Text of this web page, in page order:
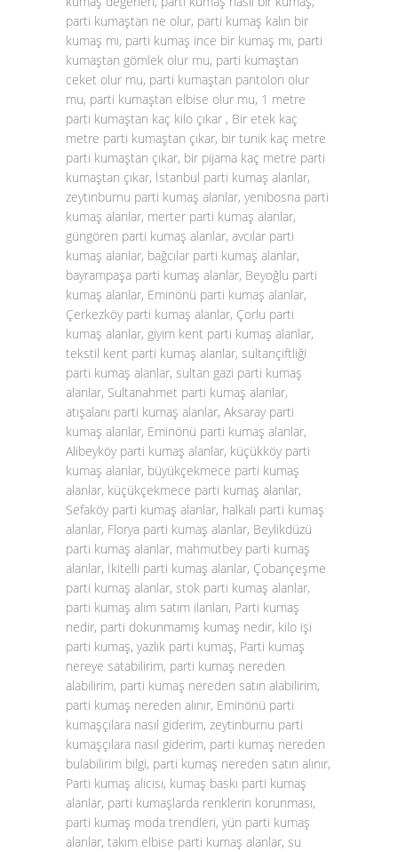
parti kumaştan ne olur, parti kumaş kalın bir
kumaş mı, parti kumaş ince bir kumaş mı, parti
kumaştan gömlek olur mu, parti kumaştan
ceket olur mu, parti kumaştan pantolon olur
mu, parti kumaştan elbise olur mu, 1 metre
parti kumaştan kaç kilo çıkar , Bir etek kaç
metre parti kumaştan çıkar, bir tunik kaç metre
parti kumaştan çıkar, bir pijama kaç metre parti
kumaştan çıkar, İstanbul parti kumaş alanlar,
zeytinburnu parti kumaş alanlar, yenibosna parti
kumaş alanlar, merter parti kumaş alanlar,
güngören parti kumaş alanlar, avcılar parti
kumaş alanlar, bağcılar parti kumaş alanlar,
bayrampaşa parti kumaş alanlar, Beyoğlu parti
kumaş alanlar, Eminönü parti kumaş alanlar,
Çerkezköy parti kumaş alanlar, Çorlu parti
kumaş alanlar, giyim kent parti kumaş alanlar,
tekstil kent parti kumaş alanlar, sultançiftliği
parti kumaş alanlar, sultan gazi parti kumaş
alanlar, Sultanahmet parti kumaş alanlar,
atışalanı parti kumaş alanlar, Aksaray parti
kumaş alanlar, Eminönü parti kumaş alanlar,
Alibeyköy parti kumaş alanlar, küçükköy parti
kumaş alanlar, büyükçekmece parti kumaş
alanlar, küçükçekmece parti kumaş alanlar,
Sefaköy parti kumaş alanlar, halkalı parti kumaş
alanlar, Florya parti kumaş alanlar, Beylikdüzü
parti kumaş alanlar, mahmutbey parti kumaş
alanlar, İkitelli parti kumaş alanlar, Çobançeşme
parti kumaş alanlar, stok parti kumaş alanlar,
parti kumaş alım satım ilanları, Parti kumaş
nedir, parti dokunmamış kumaş nedir, kilo işi
parti kumaş, yazlık parti kumaş, Parti kumaş
nereye satabilirim, parti kumaş nereden
alabilirim, parti kumaş nereden satın alabilirim,
parti kumaş nereden alınır, Eminönü parti
kumaşçılara nasıl giderim, zeytinburnu parti
kumaşçılara nasıl giderim, parti kumaş nereden
bulabilirim bilgi, parti kumaş nereden satın alınır,
Parti kumaş alıcısı, kumaş baskı parti kumaş
alanlar, parti kumaşlarda renklerin korunması,
parti kumaş moda trendleri, yün parti kumaş
alanlar, takım elbise parti kumaş alanlar, su